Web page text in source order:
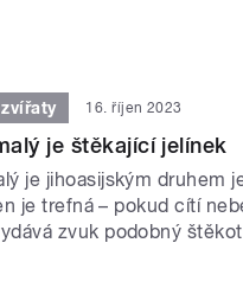
16. říjen 2023
je štěkající jelínek
je jihoasijským druhem
je trefná – pokud cítí
zvuk podobný